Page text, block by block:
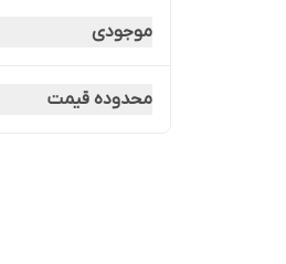
موجودی
محدوده قیمت